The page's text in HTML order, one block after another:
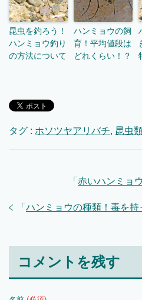
昆虫を釣ろう！
ハンミョウ釣り
の方法について
ハンミョウの飼
育！平均値段は
どれくらい！？
タグ : ホソツヤアリバチ, 昆虫
「 赤いハンミョ
「 ハンミョウの種類！毒を持
コメントを残す